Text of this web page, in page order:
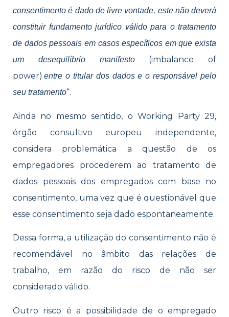
consentimento é dado de livre vontade, este não deverá
constituir fundamento jurídico válido para o tratamento
de dados pessoais em casos específicos em que exista
um desequilíbrio manifesto (imbalance of
power) entre o titular dos dados e o responsável pelo
seu tratamento“.
Ainda no mesmo sentido, o Working Party 29,
órgão consultivo europeu independente,
considera problemática a questão de os
empregadores procederem ao tratamento de
dados pessoais dos empregados com base no
consentimento, uma vez que é questionável que
esse consentimento seja dado espontaneamente.
Dessa forma, a utilização do consentimento não é
recomendável no âmbito das relações de
trabalho, em razão do risco de não ser
considerado válido.
Outro risco é a possibilidade de o empregado